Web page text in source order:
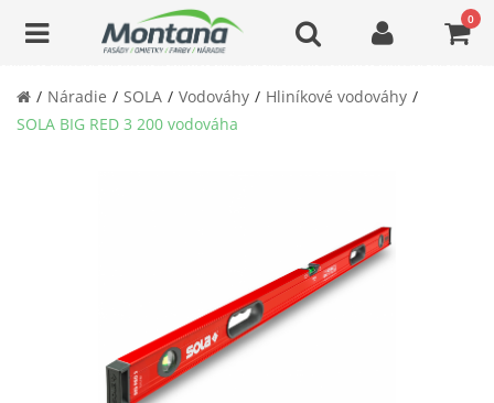
0
Náradie SOLA Vodováhy
Hliníkové vodováhy
SOLA BIG RED 3 200 vodováha